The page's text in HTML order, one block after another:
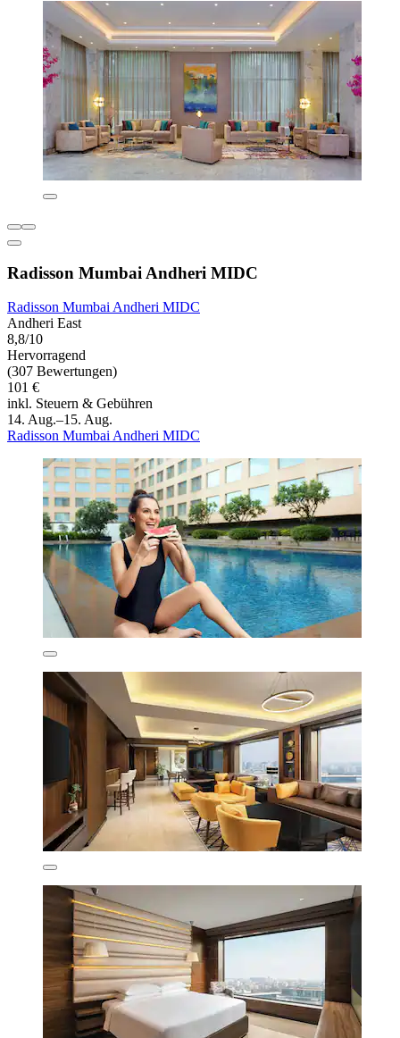
Radisson Mumbai Andheri MIDC
Radisson Mumbai Andheri MIDC
Andheri East
8,8/10
Hervorragend
(307 Bewertungen)
101 €
inkl. Steuern & Gebühren
14. Aug.–15. Aug.
Radisson Mumbai Andheri MIDC